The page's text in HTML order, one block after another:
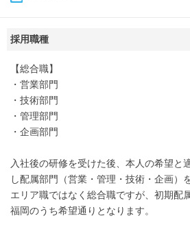
採用職種
【総合職】
・営業部門
・技術部門
・管理部門
・企画部門
入社後の研修を受けた後、本人の希望と
し配属部門（営業・管理・技術・企画）
エリア職ではなく総合職ですが、初期配
福岡のうち希望通りとなります。